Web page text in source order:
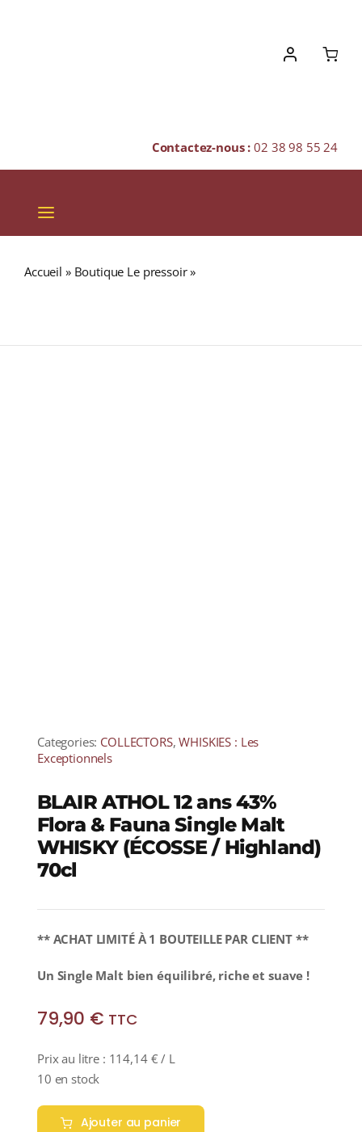
Contactez-nous :02 38 98 55 24
Toggle
Navigation
Accueil » Boutique Le pressoir»
Categories: COLLECTORS,WHISKIES : Les
Exceptionnels
BLAIR ATHOL 12 ans 43%
Flora & Fauna Single Malt
WHISKY (ÉCOSSE / Highland)
70cl
** ACHAT LIMITÉ À 1 BOUTEILLE PAR CLIENT **
Un Single Malt bien équilibré, riche et suave !
79,90 € TTC
Prix au litre : 114,14 € / L
10 en stock
Ajouter au panier